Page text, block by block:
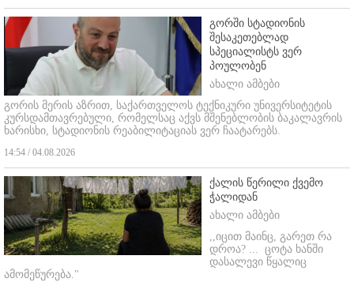
გორში სტადიონის
შესაკეთებლად
სპეციალისტს ვერ
პოულობენ
ახალი ამბები
გორის მერის აზრით, საქართველოს ტექნიკური უნივერსიტეტის
კურსდამთავრებული, რომელსაც აქვს მშენებლობის ბაკალავრის
ხარისხი, სტადიონის რეაბილიტაციას ვერ ჩაატარებს.
14:54 / 04.08.2026
ქალის წერილი ქვემო
ჭალიდან
ახალი ამბები
,,იცით მაინც, გარეთ რა
დროა? ... ცოტა ხანში
დასალევი წყალიც
ამომეწურება."